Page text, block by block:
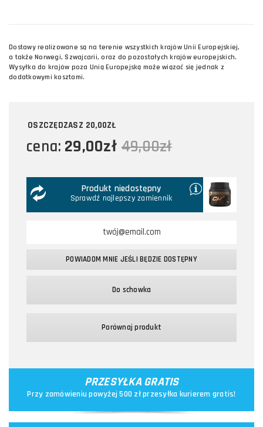
Dostawy realizowane są na terenie wszystkich krajów Unii Europejskiej,
a także Norwegi, Szwajcarii, oraz do pozostałych krajów europejskich.
Wysyłka do krajów poza Unią Europejską może wiązać się jednak z
dodatkowymi kosztami.
OSZCZĘDZASZ 20,00ZŁ
cena: 29,00zł 49,00zł
Produkt niedostępny
Sprawdź najlepszy zamiennik
POWIADOM MNIE JEŚLI BĘDZIE DOSTĘPNY
Do schowka
Porównaj produkt
PRZESYŁKA GRATIS
Przy zamówieniu powyżej 500 zł przesyłka kurierem gratis!